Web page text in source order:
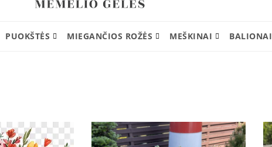
PUOKŠTĖS MIEGANČIOS ROŽĖS MEŠKINAI BALIONAI